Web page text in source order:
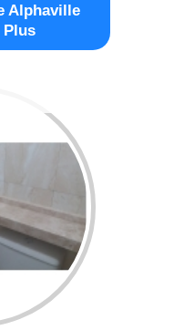
Alphaville
Plus